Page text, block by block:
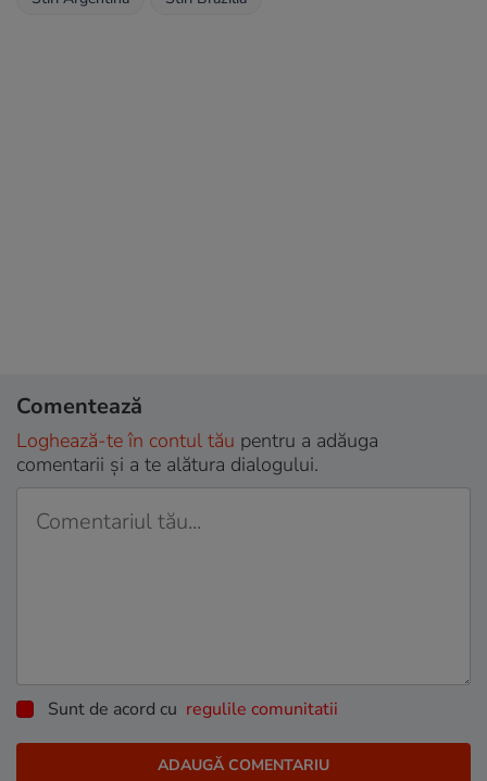
Comentează
Loghează-te în contul tău pentru a adăuga
comentarii și a te alătura dialogului.
Sunt de acord cu regulile comunitatii